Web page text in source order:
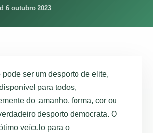
6 outubro 2023
pode ser um desporto de elite,
para todos,
do tamanho, forma, cor ou
desporto democrata. O
veículo para o